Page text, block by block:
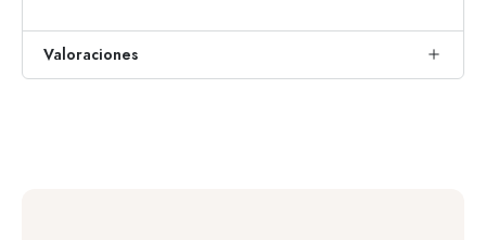
Valoraciones